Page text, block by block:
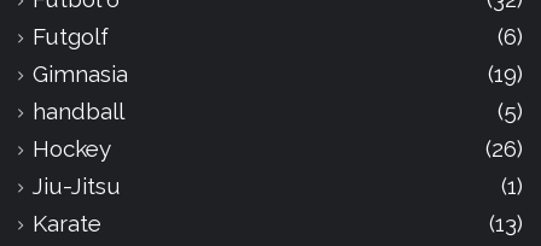
Futgolf
(6)
Gimnasia
(19)
handball
(5)
Hockey
(26)
Jiu-Jitsu
(1)
Karate
(13)